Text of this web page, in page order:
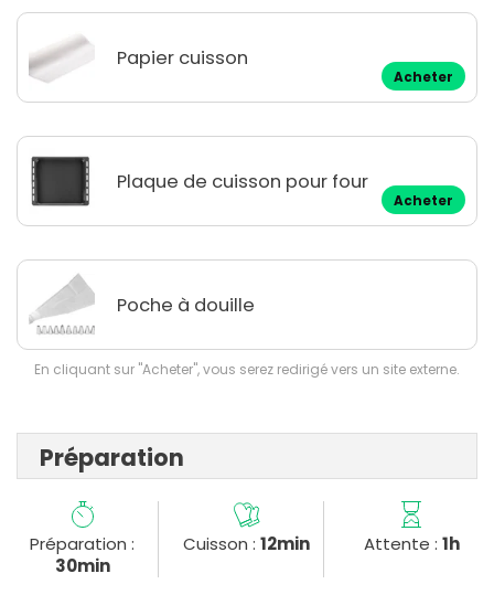
Papier cuisson
Acheter
Plaque de cuisson pour four
Acheter
Poche à douille
En cliquant sur "Acheter", vous serez redirigé vers un site externe.
Préparation
Préparation :
30min
Cuisson :12min Attente : 1h